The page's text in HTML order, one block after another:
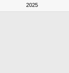
2025